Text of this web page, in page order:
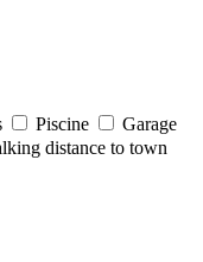
Piscine
Garage
distance to town